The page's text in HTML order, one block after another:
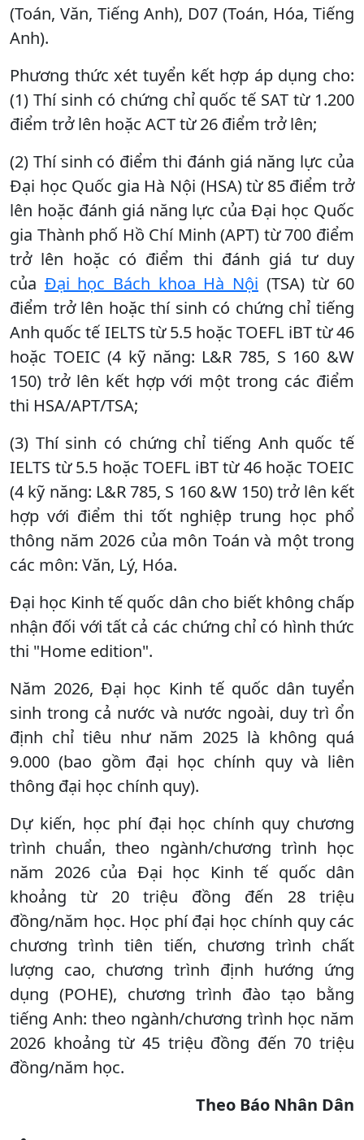
(Toán, Văn, Tiếng Anh), D07 (Toán, Hóa, Tiếng
Anh).
Phương thức xét tuyển kết hợp áp dụng cho:
(1) Thí sinh có chứng chỉ quốc tế SAT từ 1.200
điểm trở lên hoặc ACT từ 26 điểm trở lên;
(2) Thí sinh có điểm thi đánh giá năng lực của
Đại học Quốc gia Hà Nội (HSA) từ 85 điểm trở
lên hoặc đánh giá năng lực của Đại học Quốc
gia Thành phố Hồ Chí Minh (APT) từ 700 điểm
trở lên hoặc có điểm thi đánh giá tư duy
của Đại học Bách khoa Hà Nội (TSA) từ 60
điểm trở lên hoặc thí sinh có chứng chỉ tiếng
Anh quốc tế IELTS từ 5.5 hoặc TOEFL iBT từ 46
hoặc TOEIC (4 kỹ năng: L&R 785, S 160 &W
150) trở lên kết hợp với một trong các điểm
thi HSA/APT/TSA;
(3) Thí sinh có chứng chỉ tiếng Anh quốc tế
IELTS từ 5.5 hoặc TOEFL iBT từ 46 hoặc TOEIC
(4 kỹ năng: L&R 785, S 160 &W 150) trở lên kết
hợp với điểm thi tốt nghiệp trung học phổ
thông năm 2026 của môn Toán và một trong
các môn: Văn, Lý, Hóa.
Đại học Kinh tế quốc dân cho biết không chấp
nhận đối với tất cả các chứng chỉ có hình thức
thi "Home edition".
Năm 2026, Đại học Kinh tế quốc dân tuyển
sinh trong cả nước và nước ngoài, duy trì ổn
định chỉ tiêu như năm 2025 là không quá
9.000 (bao gồm đại học chính quy và liên
thông đại học chính quy).
Dự kiến, học phí đại học chính quy chương
trình chuẩn, theo ngành/chương trình học
năm 2026 của Đại học Kinh tế quốc dân
khoảng từ 20 triệu đồng đến 28 triệu
đồng/năm học. Học phí đại học chính quy các
chương trình tiên tiến, chương trình chất
lượng cao, chương trình định hướng ứng
dụng (POHE), chương trình đào tạo bằng
tiếng Anh: theo ngành/chương trình học năm
2026 khoảng từ 45 triệu đồng đến 70 triệu
đồng/năm học.
Theo Báo Nhân Dân